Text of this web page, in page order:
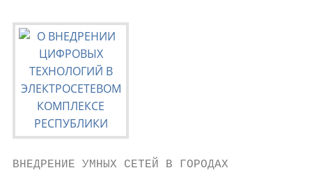
ВНЕДРЕНИЕ УМНЫХ СЕТЕЙ В ГОРОДАХ